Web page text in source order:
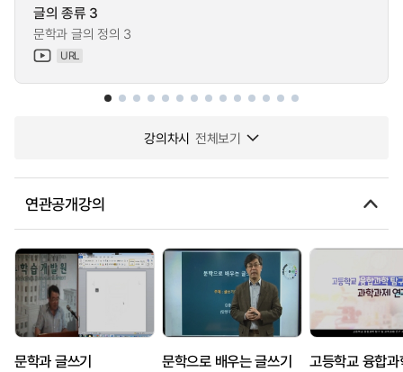
글의 종류 3
문학과 글의 정의 3
URL
강의차시 전체보기
연관공개강의
문학과 글쓰기 문학으로 배우는 글쓰기